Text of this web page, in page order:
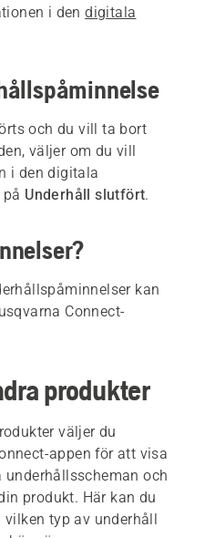
i dendigitala
och du vill ta bort
väljer om du vill
i den digitala
Underhåll slutfört.
kan
Connect-
produkter
väljer du
appen för att visa
och
produkt. Här kan du
typ av underhåll